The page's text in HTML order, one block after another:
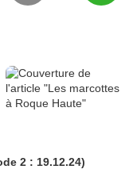
2 : 19.12.24)